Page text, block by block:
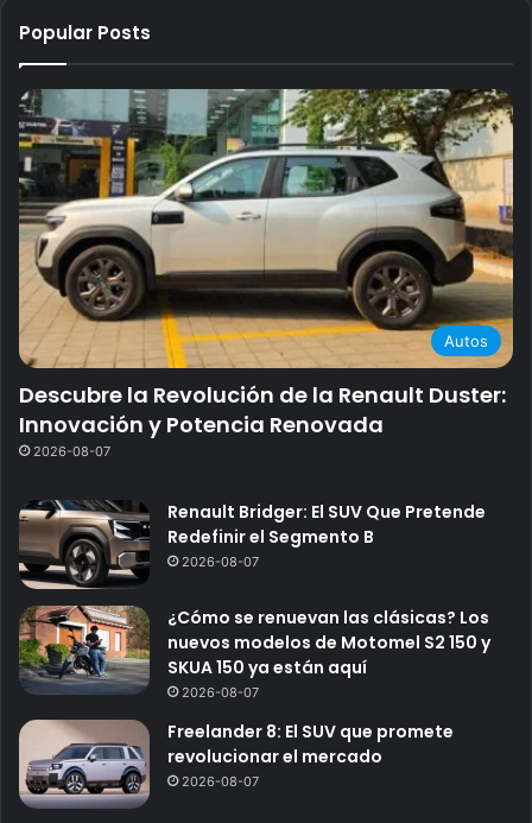
Popular Posts
Autos
Descubre la Revolución de la Renault Duster:
Innovación y Potencia Renovada
2026-08-07
Renault Bridger: El SUV Que Pretende
Redefinir el Segmento B
2026-08-07
¿Cómo se renuevan las clásicas? Los
nuevos modelos de Motomel S2 150 y
SKUA 150 ya están aquí
2026-08-07
Freelander 8: El SUV que promete
revolucionar el mercado
2026-08-07